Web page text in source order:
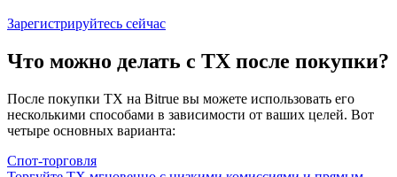
Зарегистрируйтесь сейчас
Что можно делать с TX после покупки?
После покупки TX на Bitrue вы можете использовать его
несколькими способами в зависимости от ваших целей. Вот
четыре основных варианта:
Спот-торговля